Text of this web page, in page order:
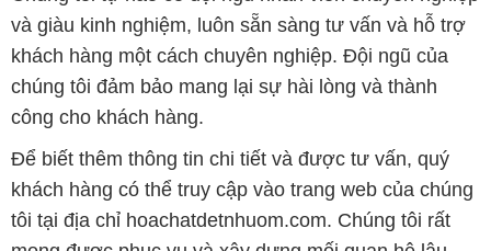
và giàu kinh nghiệm, luôn sẵn sàng tư vấn và hỗ trợ
khách hàng một cách chuyên nghiệp. Đội ngũ của
chúng tôi đảm bảo mang lại sự hài lòng và thành
công cho khách hàng.
Để biết thêm thông tin chi tiết và được tư vấn, quý
khách hàng có thể truy cập vào trang web của chúng
tôi tại địa chỉ hoachatdetnhuom.com. Chúng tôi rất